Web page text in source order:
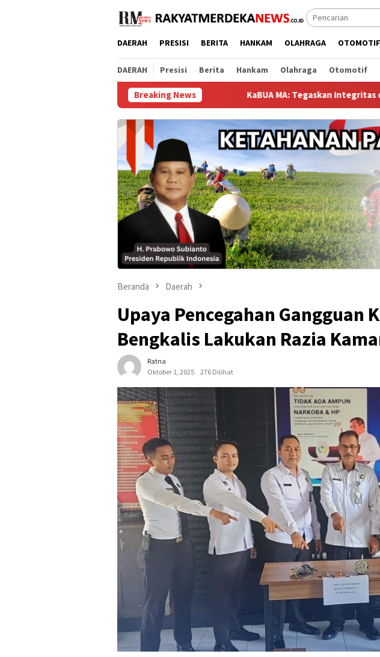
DAERAH PRESISI BERITA HANKAM OLAHRAGA OTOMOTIF
DAERAH Presisi Berita Hankam Olahraga Otomotif
Breaking News
KaBUA MA: Tegaskan Integritas dan Setuju Judicial
Beranda Daerah
Upaya Pencegahan Gangguan
Bengkalis Lakukan Razia
Ratna
Oktober 1, 2025
276 Dilihat